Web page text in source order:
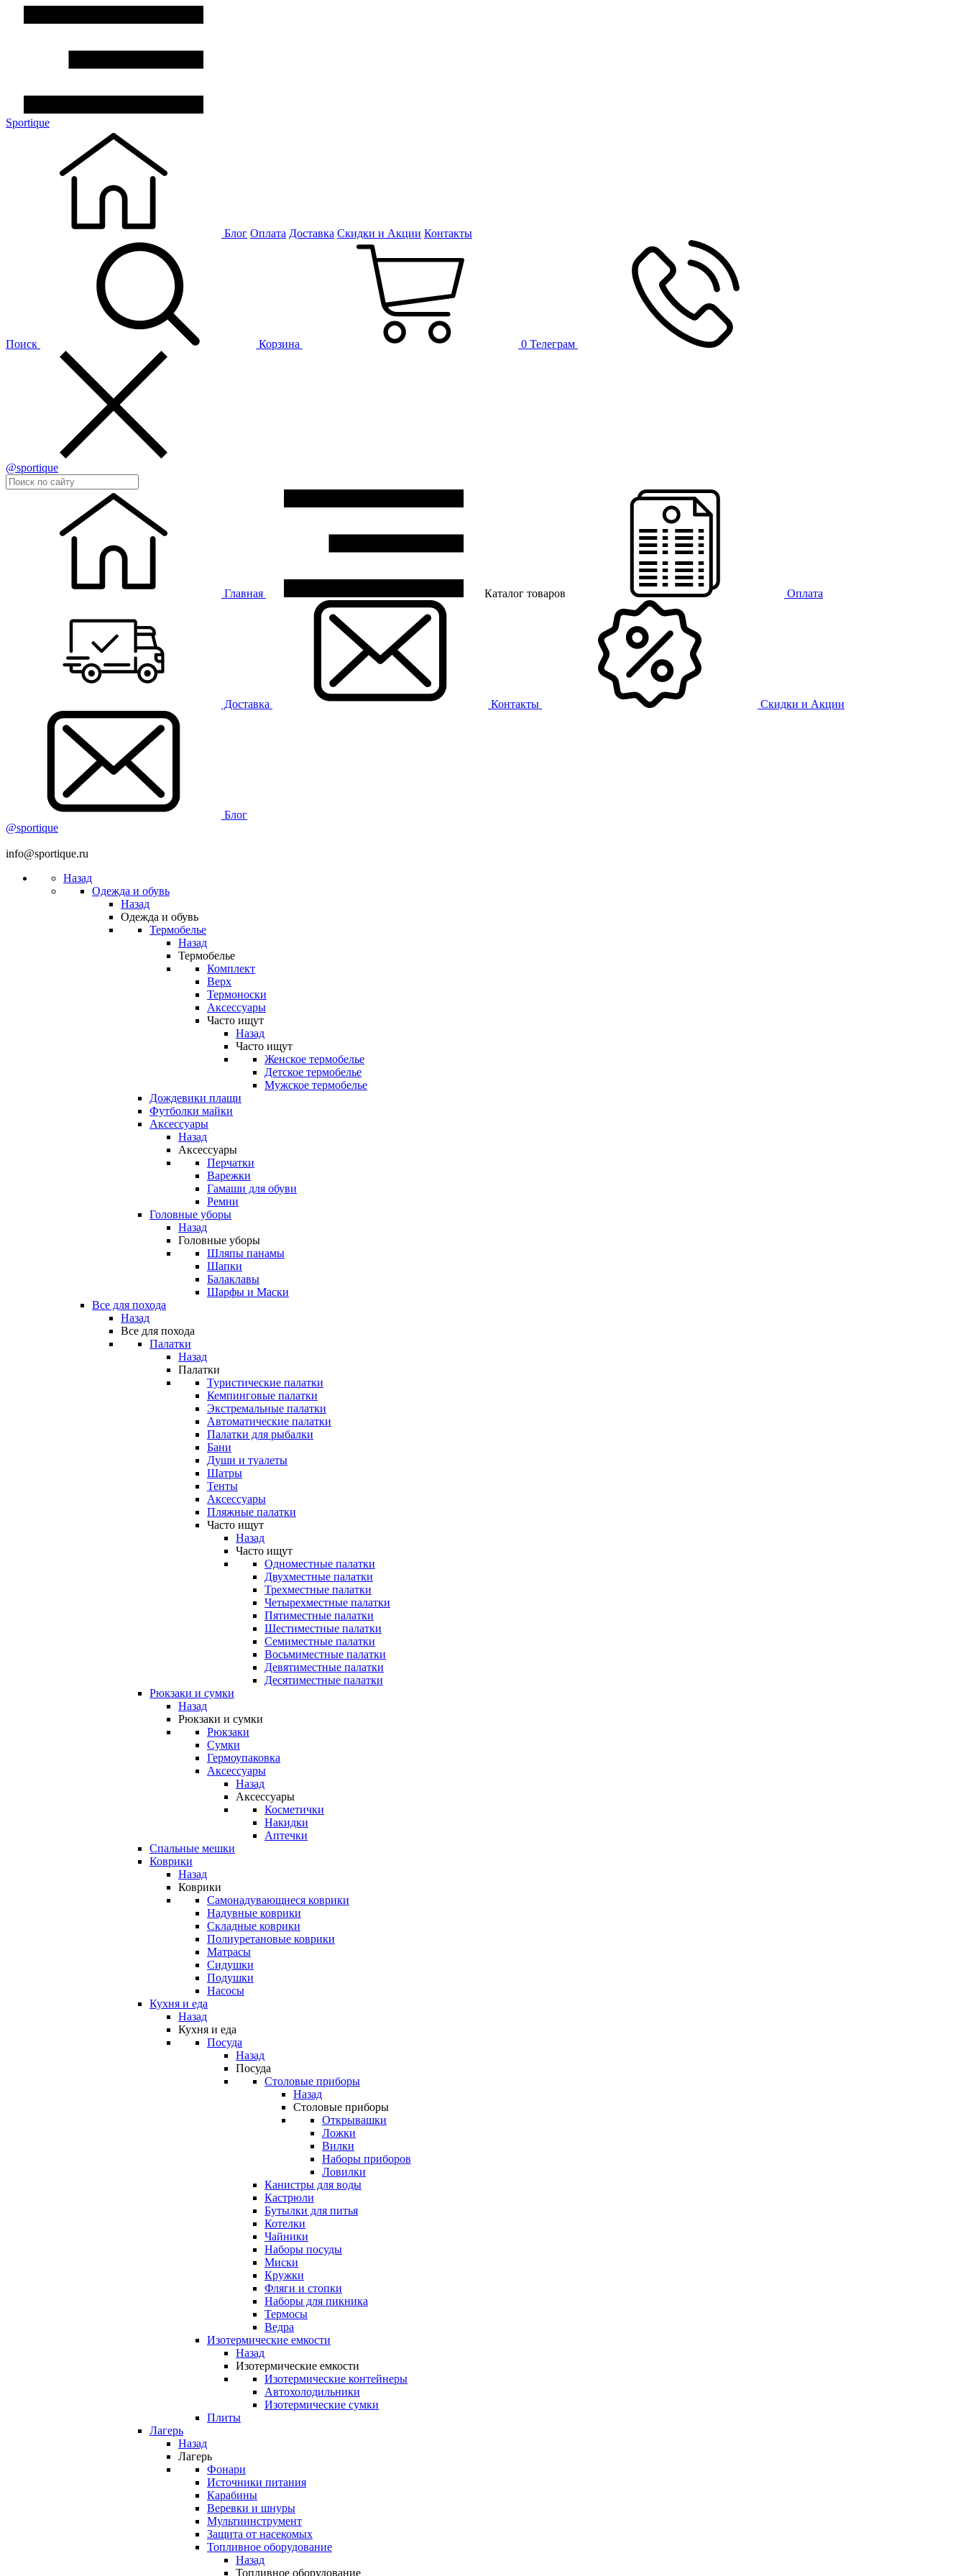
Sportique
Блог Оплата Доставка Скидки и Акции Контакты
Поиск Корзина 0 Телеграм
@sportique
Главная Каталог товаров Оплата
Доставка Контакты Скидки и Акции
Блог
@sportique
info@sportique.ru
Назад
Одежда и обувь
Назад
Одежда и обувь
Термобелье
Назад
Термобелье
Комплект
Верх
Термоноски
Аксессуары
Часто ищут
Назад
Часто ищут
Женское термобелье
Детское термобелье
Мужское термобелье
Дождевики плащи
Футболки майки
Аксессуары
Назад
Аксессуары
Перчатки
Варежки
Гамаши для обуви
Ремни
Головные уборы
Назад
Головные уборы
Шляпы панамы
Шапки
Балаклавы
Шарфы и Маски
Все для похода
Назад
Все для похода
Палатки
Назад
Палатки
Туристические палатки
Кемпинговые палатки
Экстремальные палатки
Автоматические палатки
Палатки для рыбалки
Бани
Души и туалеты
Шатры
Тенты
Аксессуары
Пляжные палатки
Часто ищут
Назад
Часто ищут
Одноместные палатки
Двухместные палатки
Трехместные палатки
Четырехместные палатки
Пятиместные палатки
Шестиместные палатки
Семиместные палатки
Восьмиместные палатки
Девятиместные палатки
Десятиместные палатки
Рюкзаки и сумки
Назад
Рюкзаки и сумки
Рюкзаки
Сумки
Гермоупаковка
Аксессуары
Назад
Аксессуары
Косметички
Накидки
Аптечки
Спальные мешки
Коврики
Назад
Коврики
Самонадувающиеся коврики
Надувные коврики
Складные коврики
Полиуретановые коврики
Матрасы
Сидушки
Подушки
Насосы
Кухня и еда
Назад
Кухня и еда
Посуда
Назад
Посуда
Столовые приборы
Назад
Столовые приборы
Открывашки
Ложки
Вилки
Наборы приборов
Ловилки
Канистры для воды
Кастрюли
Бутылки для питья
Котелки
Чайники
Наборы посуды
Миски
Кружки
Фляги и стопки
Наборы для пикника
Термосы
Ведра
Изотермические емкости
Назад
Изотермические емкости
Изотермические контейнеры
Автохолодильники
Изотермические сумки
Плиты
Лагерь
Назад
Лагерь
Фонари
Источники питания
Карабины
Веревки и шнуры
Мультиинструмент
Защита от насекомых
Топливное оборудование
Назад
Топливное оборудование